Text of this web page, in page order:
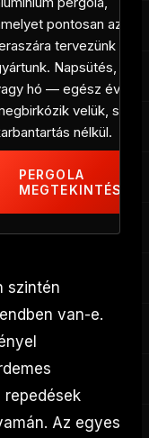
pontosan az Ön
tervezünk és
Napsütés, eső
hó — egész évben
velük, szinte
nélkül.
PERGOLA
MEGTEKINTÉSE
szintén
van-e.
repedések
Az egyes